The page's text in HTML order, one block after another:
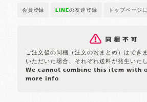
会員登録 LINEの友達登録 トップページ
ご注文後の同梱（注文のおまとめ）はでき
いただいた場合、それぞれ送料が発生いたし
We cannot combine this item with
more info